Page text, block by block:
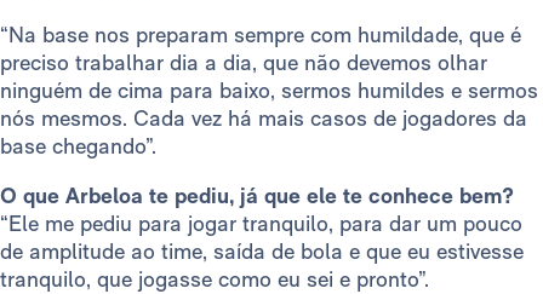
“Na base nos preparam sempre com humildade, que é
preciso trabalhar dia a dia, que não devemos olhar
ninguém de cima para baixo, sermos humildes e sermos
nós mesmos. Cada vez há mais casos de jogadores da
base chegando”.
O que Arbeloa te pediu, já que ele te conhece bem?
“Ele me pediu para jogar tranquilo, para dar um pouco
de amplitude ao time, saída de bola e que eu estivesse
tranquilo, que jogasse como eu sei e pronto”.